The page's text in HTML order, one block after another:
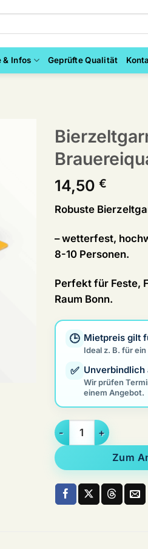
& Infos Geprüfte Qualität
14,50 €
Robuste
– wetterfest,
8-10 Personen.
Perfekt für Feste,
Raum Bonn.
🕒 Mietpreis gilt
Ideal z. B. für
✅ Unverbindlich
Wir prüfen
einem Angebot.
Bierzeltgarnitur in
Zum